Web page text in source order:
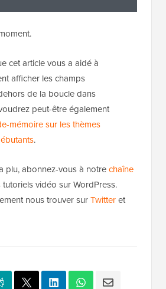
plu, abonnez-vous à notrechaîne
nous trouver sur
En ce moment !
que vous DEVEZ faire
de changer de thème